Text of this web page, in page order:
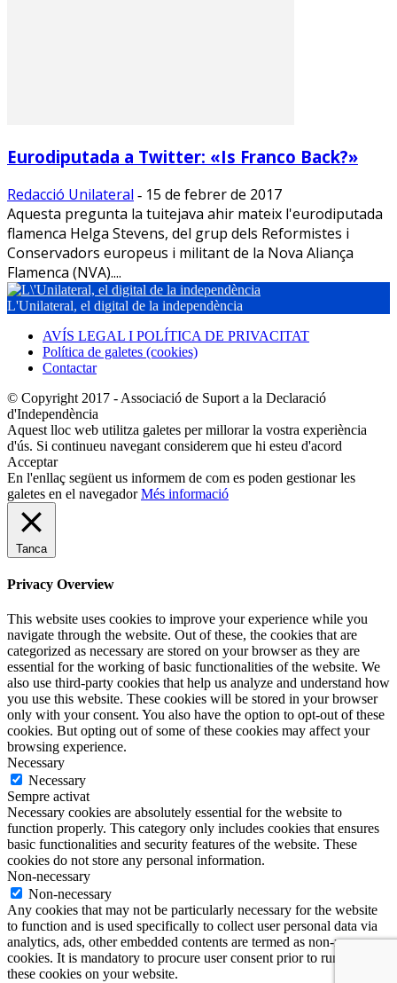
Eurodiputada a Twitter: «Is Franco Back?»
Redacció Unilateral - 15 de febrer de 2017
Aquesta pregunta la tuitejava ahir mateix l'eurodiputada
flamenca Helga Stevens, del grup dels Reformistes i
Conservadors europeus i militant de la Nova Aliança
Flamenca (NVA)....
L'Unilateral, el digital de la independència
AVÍS LEGAL I POLÍTICA DE PRIVACITAT
Política de galetes (cookies)
Contactar
© Copyright 2017 - Associació de Suport a la Declaració
d'Independència
Aquest lloc web utilitza galetes per millorar la vostra experiència
d'ús. Si continueu navegant considerem que hi esteu d'acord
Acceptar
En l'enllaç següent us informem de com es poden gestionar les
galetes en el navegadorMés informació
Tanca
Privacy Overview
This website uses cookies to improve your experience while you
navigate through the website. Out of these, the cookies that are
categorized as necessary are stored on your browser as they are
essential for the working of basic functionalities of the website. We
also use third-party cookies that help us analyze and understand how
you use this website. These cookies will be stored in your browser
only with your consent. You also have the option to opt-out of these
cookies. But opting out of some of these cookies may affect your
browsing experience.
Necessary
Necessary
Sempre activat
Necessary cookies are absolutely essential for the website to
function properly. This category only includes cookies that ensures
basic functionalities and security features of the website. These
cookies do not store any personal information.
Non-necessary
Non-necessary
Any cookies that may not be particularly necessary for the website
to function and is used specifically to collect user personal data via
analytics, ads, other embedded contents are termed as non-necessary
cookies. It is mandatory to procure user consent prior to running
these cookies on your website.